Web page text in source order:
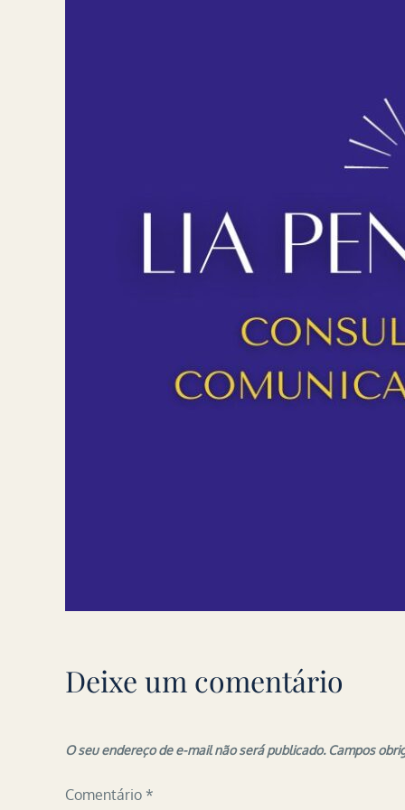
Deixe um comentário
O seu endereço de e-mail não será publicado. Campos
Comentário *